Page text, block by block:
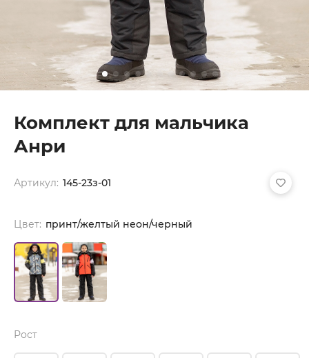
Комплект для мальчика
Анри
Артикул: 145-23з-01
Цвет: принт/желтый неон/черный
Рост